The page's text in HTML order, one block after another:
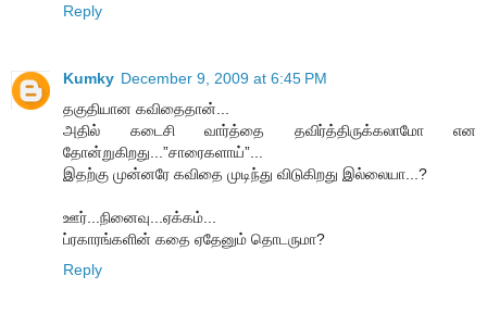
Reply
Kumky December 9, 2009 at 6:45 PM
தகுதியான கவிதைதான்...
அதில் கடைசி வார்த்தை தவிர்த்திருக்கலாமோ என
தோன்றுகிறது...”சாரைகளாய்”...
இதற்கு முன்னரே கவிதை முடிந்து விடுகிறது இல்லையா...?
ஊர்...நினைவு...ஏக்கம்...
ப்ரகாரங்களின் கதை ஏதேனும் தொடருமா?
Reply